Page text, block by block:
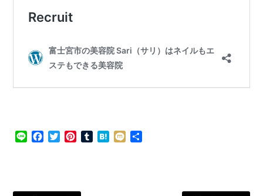
Line Facebook
TwitterPinterestTumblrHatena
Mixi